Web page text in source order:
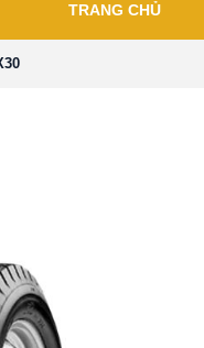
TRANG CHỦ